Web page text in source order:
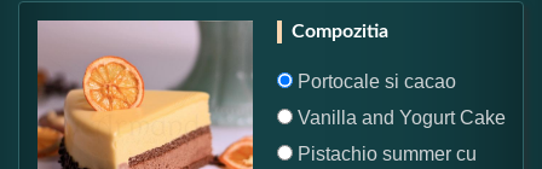
Compozitia
Portocale si cacao
Vanilla and Yogurt Cake
Pistachio summer cu